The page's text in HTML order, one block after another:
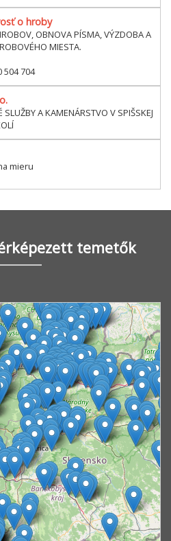
o hroby
OBNOVA PÍSMA, VÝZDOBA A
MIESTA.
504 704
SLUŽBY A KAMENÁRSTVO V SPIŠSKEJ
mieru
temetők